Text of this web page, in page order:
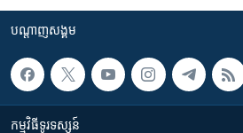
បណ្តាញ​សង្គម
កម្មវិធី​ទូរទស្សន៍